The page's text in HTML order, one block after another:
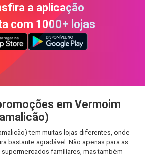
a aplicação
com 1000+ lojas
em Vermoim
tem muitas lojas diferentes, onde
bastante agradável. Não apenas para as
familiares, mas também